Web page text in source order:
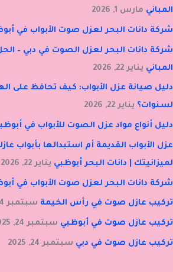
المباني مارس 1, 2026
شركة دانات البحر لعزل صوت الأبواب في
شركة دانات البحر لعزل الصوت في دبي –
المباني يناير 22, 2026
دليل صيانة عزل الأبواب: كيف تحافظ على
لسنوات؟ يناير 22, 2026
دليل أنواع مواد عزل الصوت للأبواب في
عزل الأبواب القديمة أم استبدالها بأبواب
لميزانيتك | دانات البحر أبوظبي يناير 22, 2026
شركة دانات البحر لعزل صوت الأبواب في
تركيب عازل صوت في رأس الخيمة سبتمبر 24, 2025
تركيب عازل صوت في أبوظبي سبتمبر 24, 2025
تركيب عازل صوت في دبي سبتمبر 24, 2025